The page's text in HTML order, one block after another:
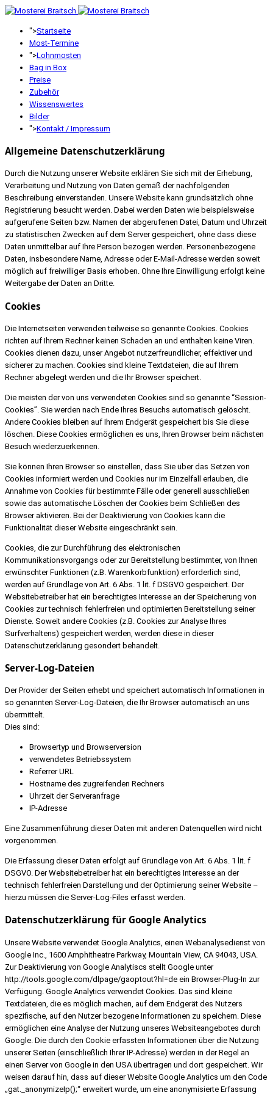
">Startseite
Most-Termine
">Lohnmosten
Bag in Box
Preise
Zubehör
Wissenswertes
Bilder
">Kontakt / Impressum
Allgemeine Datenschutzerklärung
Durch die Nutzung unserer Website erklären Sie sich mit der Erhebung,
Verarbeitung und Nutzung von Daten gemäß der nachfolgenden
Beschreibung einverstanden. Unsere Website kann grundsätzlich ohne
Registrierung besucht werden. Dabei werden Daten wie beispielsweise
aufgerufene Seiten bzw. Namen der abgerufenen Datei, Datum und Uhrzeit
zu statistischen Zwecken auf dem Server gespeichert, ohne dass diese
Daten unmittelbar auf Ihre Person bezogen werden. Personenbezogene
Daten, insbesondere Name, Adresse oder E-Mail-Adresse werden soweit
möglich auf freiwilliger Basis erhoben. Ohne Ihre Einwilligung erfolgt keine
Weitergabe der Daten an Dritte.
Cookies
Die Internetseiten verwenden teilweise so genannte Cookies. Cookies
richten auf Ihrem Rechner keinen Schaden an und enthalten keine Viren.
Cookies dienen dazu, unser Angebot nutzerfreundlicher, effektiver und
sicherer zu machen. Cookies sind kleine Textdateien, die auf Ihrem
Rechner abgelegt werden und die Ihr Browser speichert.
Die meisten der von uns verwendeten Cookies sind so genannte “Session-
Cookies”. Sie werden nach Ende Ihres Besuchs automatisch gelöscht.
Andere Cookies bleiben auf Ihrem Endgerät gespeichert bis Sie diese
löschen. Diese Cookies ermöglichen es uns, Ihren Browser beim nächsten
Besuch wiederzuerkennen.
Sie können Ihren Browser so einstellen, dass Sie über das Setzen von
Cookies informiert werden und Cookies nur im Einzelfall erlauben, die
Annahme von Cookies für bestimmte Fälle oder generell ausschließen
sowie das automatische Löschen der Cookies beim Schließen des
Browser aktivieren. Bei der Deaktivierung von Cookies kann die
Funktionalität dieser Website eingeschränkt sein.
Cookies, die zur Durchführung des elektronischen
Kommunikationsvorgangs oder zur Bereitstellung bestimmter, von Ihnen
erwünschter Funktionen (z.B. Warenkorbfunktion) erforderlich sind,
werden auf Grundlage von Art. 6 Abs. 1 lit. f DSGVO gespeichert. Der
Websitebetreiber hat ein berechtigtes Interesse an der Speicherung von
Cookies zur technisch fehlerfreien und optimierten Bereitstellung seiner
Dienste. Soweit andere Cookies (z.B. Cookies zur Analyse Ihres
Surfverhaltens) gespeichert werden, werden diese in dieser
Datenschutzerklärung gesondert behandelt.
Server-Log-Dateien
Der Provider der Seiten erhebt und speichert automatisch Informationen in
so genannten Server-Log-Dateien, die Ihr Browser automatisch an uns
übermittelt.
Dies sind:
Browsertyp und Browserversion
verwendetes Betriebssystem
Referrer URL
Hostname des zugreifenden Rechners
Uhrzeit der Serveranfrage
IP-Adresse
Eine Zusammenführung dieser Daten mit anderen Datenquellen wird nicht
vorgenommen.
Die Erfassung dieser Daten erfolgt auf Grundlage von Art. 6 Abs. 1 lit. f
DSGVO. Der Websitebetreiber hat ein berechtigtes Interesse an der
technisch fehlerfreien Darstellung und der Optimierung seiner Website –
hierzu müssen die Server-Log-Files erfasst werden.
Datenschutzerklärung für Google Analytics
Unsere Website verwendet Google Analytics, einen Webanalysedienst von
Google Inc., 1600 Amphitheatre Parkway, Mountain View, CA 94043, USA.
Zur Deaktivierung von Google Analytiscs stellt Google unter
http://tools.google.com/dlpage/gaoptout?hl=de ein Browser-Plug-In zur
Verfügung. Google Analytics verwendet Cookies. Das sind kleine
Textdateien, die es möglich machen, auf dem Endgerät des Nutzers
spezifische, auf den Nutzer bezogene Informationen zu speichern. Diese
ermöglichen eine Analyse der Nutzung unseres Websiteangebotes durch
Google. Die durch den Cookie erfassten Informationen über die Nutzung
unserer Seiten (einschließlich Ihrer IP-Adresse) werden in der Regel an
einen Server von Google in den USA übertragen und dort gespeichert. Wir
weisen darauf hin, dass auf dieser Website Google Analytics um den Code
„gat._anonymizeIp();“ erweitert wurde, um eine anonymisierte Erfassung